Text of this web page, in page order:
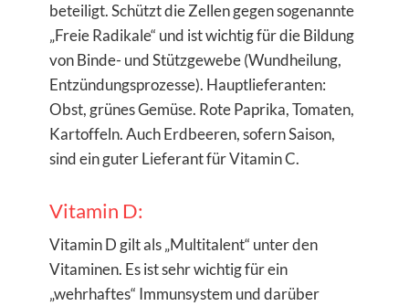
beteiligt. Schützt die Zellen gegen sogenannte
„Freie Radikale“ und ist wichtig für die Bildung
von Binde- und Stützgewebe (Wundheilung,
Entzündungsprozesse). Hauptlieferanten:
Obst, grünes Gemüse. Rote Paprika, Tomaten,
Kartoffeln. Auch Erdbeeren, sofern Saison,
sind ein guter Lieferant für Vitamin C.
Vitamin D:
Vitamin D gilt als „Multitalent“ unter den
Vitaminen. Es ist sehr wichtig für ein
„wehrhaftes“ Immunsystem und darüber